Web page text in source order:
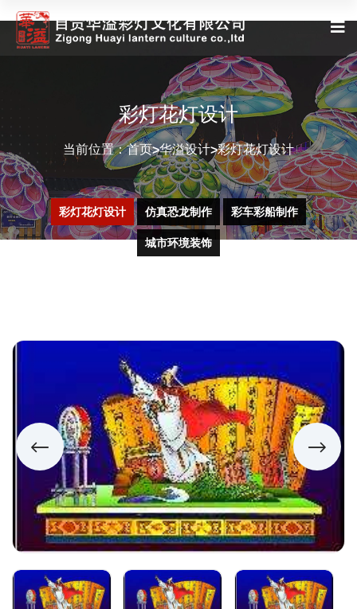
彩灯花灯设计
当前位置：首页>华溢设计>彩灯花灯设计
彩灯花灯设计 仿真恐龙制作 彩车彩船制作
城市环境装饰